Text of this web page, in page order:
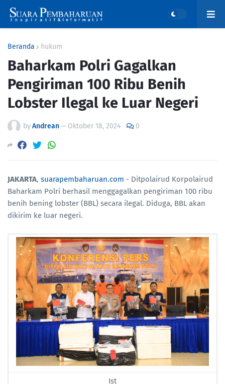
Beranda hukum
Baharkam Polri Gagalkan
Pengiriman 100 Ribu Benih
Lobster Ilegal ke Luar Negeri
byAndrean— Oktober 18, 2024 0
JAKARTA, suarapembaharuan.com - Ditpolairud Korpolairud
Baharkam Polri berhasil menggagalkan pengiriman 100 ribu
benih bening lobster (BBL) secara ilegal. Diduga, BBL akan
dikirim ke luar negeri.
Ist